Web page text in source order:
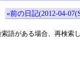
«前の日記(2012-04-
語がある場合、再検索